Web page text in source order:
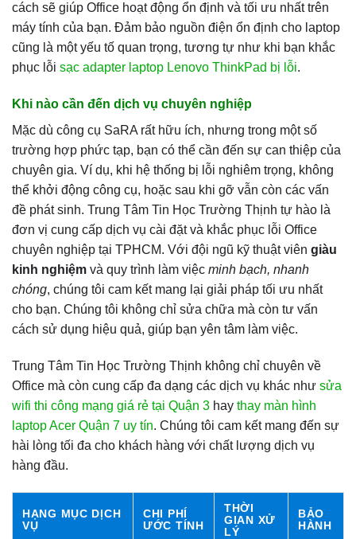
cách sẽ giúp Office hoạt động ổn định và tối ưu nhất trên
máy tính của bạn. Đảm bảo nguồn điện ổn định cho laptop
cũng là một yếu tố quan trọng, tương tự như khi bạn khắc
phục lỗi sạc adapter laptop Lenovo ThinkPad bị lỗi.
Khi nào cần đến dịch vụ chuyên nghiệp
Mặc dù công cụ SaRA rất hữu ích, nhưng trong một số
trường hợp phức tạp, bạn có thể cần đến sự can thiệp của
chuyên gia. Ví dụ, khi hệ thống bị lỗi nghiêm trọng, không
thể khởi động công cụ, hoặc sau khi gỡ vẫn còn các vấn
đề phát sinh. Trung Tâm Tin Học Trường Thịnh tự hào là
đơn vị cung cấp dịch vụ cài đặt và khắc phục lỗi Office
chuyên nghiệp tại TPHCM. Với đội ngũ kỹ thuật viên giàu
kinh nghiệm và quy trình làm việc minh bạch, nhanh
chóng, chúng tôi cam kết mang lại giải pháp tối ưu nhất
cho bạn. Chúng tôi không chỉ sửa chữa mà còn tư vấn
cách sử dụng hiệu quả, giúp bạn yên tâm làm việc.
Trung Tâm Tin Học Trường Thịnh không chỉ chuyên về
Office mà còn cung cấp đa dạng các dịch vụ khác như sửa
wifi thi công mạng giá rẻ tại Quận 3 hay thay màn hình
laptop Acer Quận 7 uy tín. Chúng tôi cam kết mang đến sự
hài lòng tối đa cho khách hàng với chất lượng dịch vụ
hàng đầu.
HẠNG MỤC DỊCH
VỤ
CHI PHÍ
ƯỚC TÍNH
THỜI
GIAN XỬ
LÝ
BẢO
HÀNH